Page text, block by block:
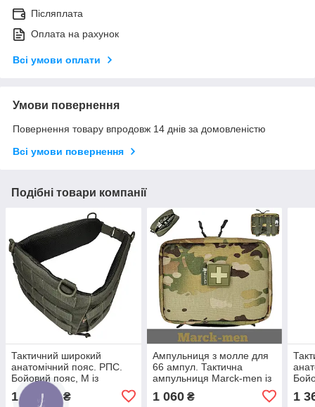
Післяплата
Оплата на рахунок
Всі умови оплати
Умови повернення
Повернення товару впродовж 14 днів за домовленістю
Всі умови повернення
Подібні товари компанії
Тактичний широкий
анатомічний пояс. РПС.
Бойовий пояс, М із
системою молле. П700.
1 312,50₴
Ампульниця з молле для
66 ампул. Тактична
ампульниця Marck-men із
Мультикам. «Міні+М».
1 060₴ 1